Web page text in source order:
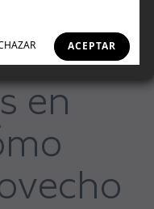
ACEPTAR
en